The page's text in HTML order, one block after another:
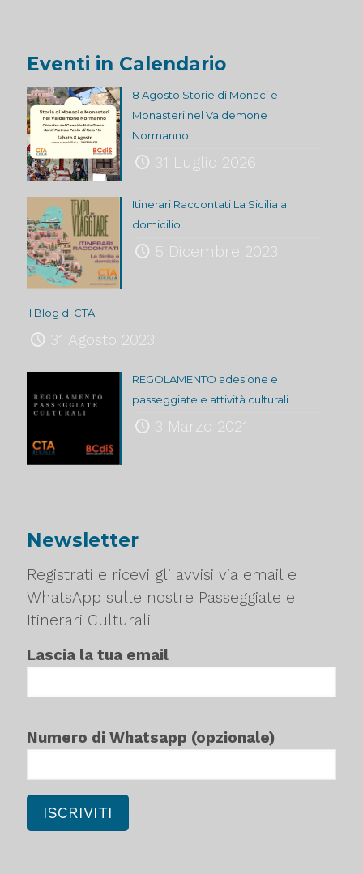
Eventi in Calendario
8 Agosto Storie di Monaci e
Monasteri nel Valdemone
Normanno
31 Luglio 2026
Itinerari Raccontati La Sicilia a
domicilio
5 Dicembre 2023
Il Blog di CTA
31 Agosto 2023
REGOLAMENTO adesione e
passeggiate e attività culturali
3 Marzo 2021
Newsletter
Registrati e ricevi gli avvisi via email e
WhatsApp sulle nostre Passeggiate e
Itinerari Culturali
Lascia la tua email
Numero di Whatsapp (opzionale)